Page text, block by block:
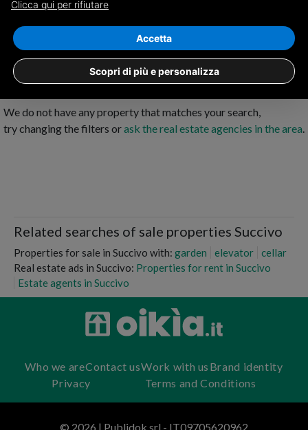
Succivo
We do not have any property that matches your search,
try changing the filters orask the real estate agencies in the area.
Related searches of sale properties Succivo
Properties for sale in Succivo with: garden elevator
cellar
Real estate ads in Succivo: Properties for rent in Succivo
Estate agents in Succivo
Who we areContact usWork with us Brand identity
Privacy
Terms and Conditions
© 2026 | Publidok srl - IT09705620962
Clicca qui per rifiutare
Scopri di più e personalizza
Accetta